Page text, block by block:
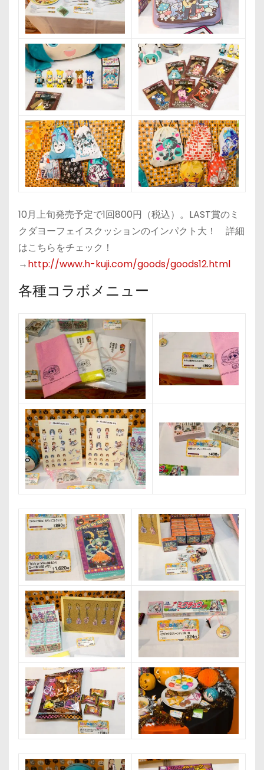
10月上旬発売予定で1回800円（税込）。LAST賞のミ
クダヨーフェイスクッションのインパクト大！ 詳細
はこちらをチェック！
→http://www.h-kuji.com/goods/goods12.html
各種コラボメニュー